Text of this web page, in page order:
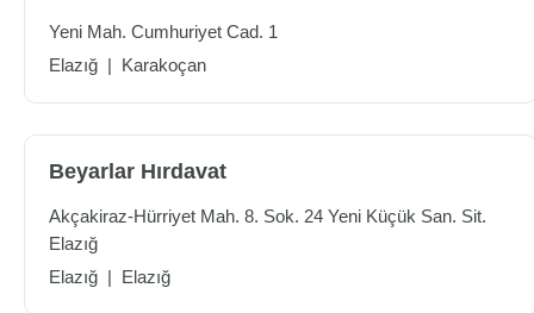
Yeni Mah. Cumhuriyet Cad. 1
Elazığ | Karakoçan
Beyarlar Hırdavat
Akçakiraz-Hürriyet Mah. 8. Sok. 24 Yeni Küçük San. Sit.
Elazığ
Elazığ | Elazığ